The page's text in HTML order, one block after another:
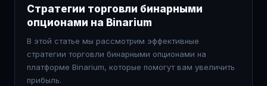
Стратегии торговли бинарными
опционами на Binarium
В этой статье мы рассмотрим эффективные
стратегии торговли бинарными опционами на
платформе Binarium, которые помогут вам увеличить
прибыль.